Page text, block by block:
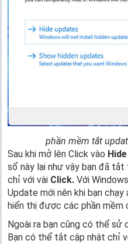
phần mềm tắt
Sau khi mở lên Click vào
sổ này lại như vậy bạn đã tắt
chỉ với vài Click. Với
Update mới nên khi bạn
hiển thị được các phần mềm
Ngoài ra bạn cũng có thể sử
Bạn có thể tắt cập nhật chỉ